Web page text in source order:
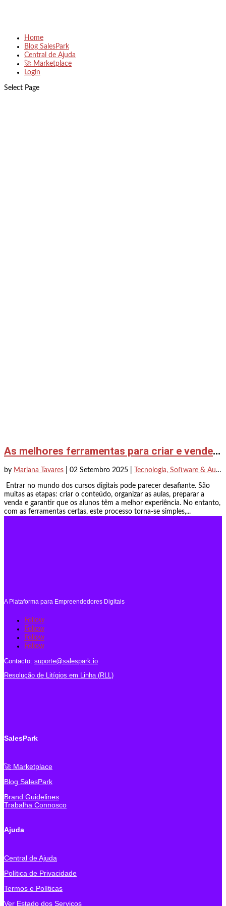
Home
Blog SalesPark
Central de Ajuda
🚀 Marketplace
Login
Select Page
As melhores ferramentas para criar e vender cursos digitais em Portugal
by Mariana Tavares 02 Setembro 2025 Tecnologia, Software & Automação
Entrar no mundo dos cursos digitais pode parecer desafiante. São
muitas as etapas: criar o conteúdo, organizar as aulas, preparar a
venda e garantir que os alunos têm a melhor experiência. No entanto,
com as ferramentas certas, este processo torna-se simples,...
A Plataforma para Empreendedores Digitais
Follow
Follow
Follow
Follow
Contacto: suporte@salespark.io
Resolução de Litígios em Linha (RLL)
SalesPark
🚀 Marketplace
Blog SalesPark
Brand Guidelines
Trabalha Connosco
Ajuda
Central de Ajuda
Política de Privacidade
Termos e Políticas
Ver Estado dos Serviços